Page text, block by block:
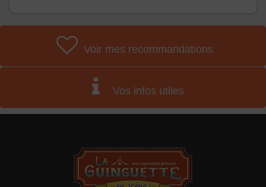
Voir mes recommandations
Vos infos utiles